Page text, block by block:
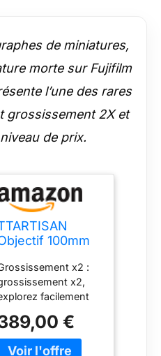
de miniatures,
morte sur Fujifilm
l’une des rares
grossissement 2X et
de prix.
100mm
Fuji X
Objectif
Mise au Point
pour la
x2 :
x2,
facilement
macro. Haute
: image
€